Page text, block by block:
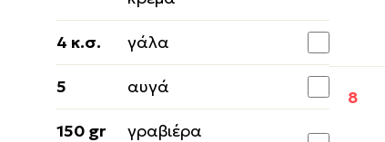
4 κ.σ. γάλα
5 αυγά
150 gr
γραβιέρα